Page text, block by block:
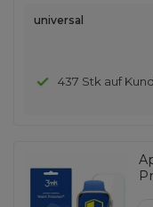
universal
437 Stk auf